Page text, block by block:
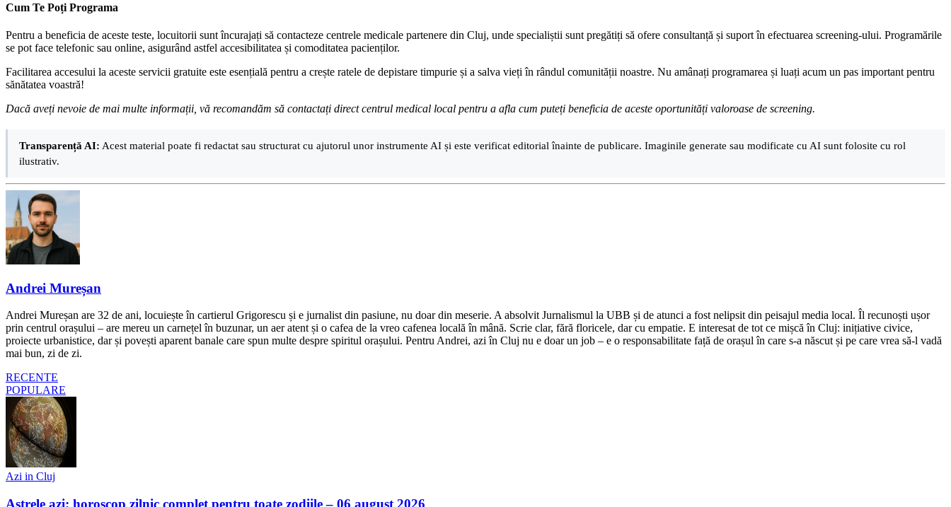
Cum Te Poți Programa
Pentru a beneficia de aceste teste, locuitorii sunt încurajați să contacteze centrele medicale partenere din Cluj, unde specialiștii sunt pregătiți să ofere consultanță și suport în efectuarea screening-ului. Programările
se pot face telefonic sau online, asigurând astfel accesibilitatea și comoditatea pacienților.
Facilitarea accesului la aceste servicii gratuite este esențială pentru a crește ratele de depistare timpurie și a salva vieți în rândul comunității noastre. Nu amânați programarea și luați acum un pas important pentru
sănătatea voastră!
Dacă aveți nevoie de mai multe informații, vă recomandăm să contactați direct centrul medical local pentru a afla cum puteți beneficia de aceste oportunități valoroase de screening.
Transparență AI: Acest material poate fi redactat sau structurat cu ajutorul unor instrumente AI și este verificat editorial înainte de publicare. Imaginile generate sau modificate cu AI sunt folosite cu rol
ilustrativ.
Andrei Mureșan
Andrei Mureșan are 32 de ani, locuiește în cartierul Grigorescu și e jurnalist din pasiune, nu doar din meserie. A absolvit Jurnalismul la UBB și de atunci a fost nelipsit din peisajul media local. Îl recunoști ușor
prin centrul orașului – are mereu un carnețel în buzunar, un aer atent și o cafea de la vreo cafenea locală în mână. Scrie clar, fără floricele, dar cu empatie. E interesat de tot ce mișcă în Cluj: inițiative civice,
proiecte urbanistice, dar și povești aparent banale care spun multe despre spiritul orașului. Pentru Andrei, azi în Cluj nu e doar un job – e o responsabilitate față de orașul în care s-a născut și pe care vrea să-l vadă
mai bun, zi de zi.
RECENTE
POPULARE
Azi in Cluj
Astrele azi: horoscop zilnic complet pentru toate zodiile – 06 august 2026